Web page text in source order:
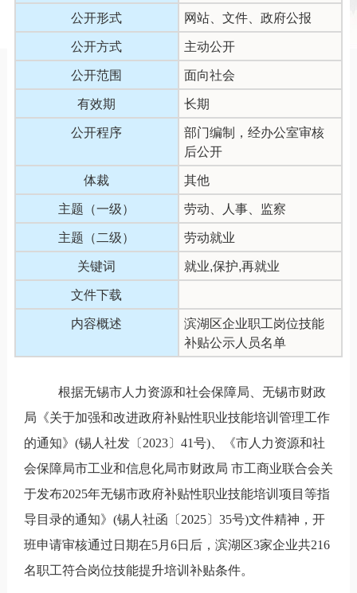
公开形式 网站、文件、政府公报
公开方式 主动公开
公开范围 面向社会
有效期 长期
公开程序
部门编制，经办公室审核
后公开
体裁 其他
主题（一级） 劳动、人事、监察
主题（二级） 劳动就业
关键词 就业,保护,再就业
文件下载
内容概述
滨湖区企业职工岗位技能
补贴公示人员名单
根据无锡市人力资源和社会保障局、无锡市财政
局《关于加强和改进政府补贴性职业技能培训管理工作
的通知》 (锡人社发〔 2023〕 41号)、《市人力资源和社
会保障局市工业和信息化局市财政局 市工商业联合会关
于发布2025年无锡市政府补贴性职业技能培训项目等指
导目录的通知》(锡人社函 〔 2025〕 35号)文件精神，开
班申请审核通过日期在5月6日后，滨湖区3家企业共216
名职工符合岗位技能提升培训补贴条件。